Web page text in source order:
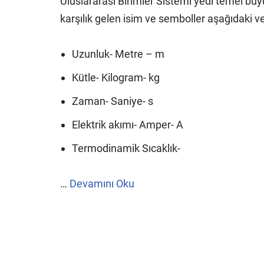
karşılık gelen isim ve semboller aşağıdaki
Uzunluk- Metre – m
Kütle- Kilogram- kg
Zaman- Saniye- s
Elektrik akımı- Amper- A
Termodinamik Sıcaklık-
… Devamını Oku